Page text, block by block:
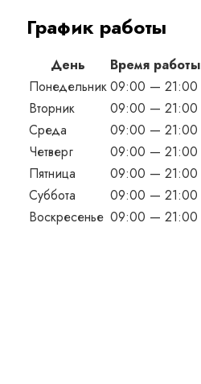
График работы
День
Время работы
Понедельник09:00 — 21:00
Вторник
09:00 — 21:00
Среда
09:00 — 21:00
Четверг
09:00 — 21:00
Пятница
09:00 — 21:00
Суббота
09:00 — 21:00
Воскресенье 09:00 — 21:00